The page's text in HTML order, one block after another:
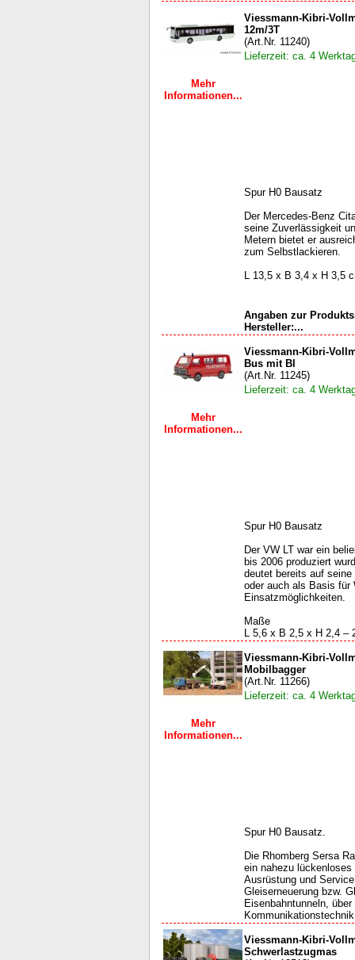
Mehr
Informationen...
Viessmann-Kibri-
12m/3T
(Art.Nr. 11240)
Lieferzeit: ca. 4
Spur H0 Bausatz
Der Mercedes-Benz
seine Zuverlässigkeit
Metern bietet er
zum Selbstlackieren.
L 13,5 x B 3,4 x H 3,5
Angaben zur
Hersteller:...
Mehr
Informationen...
Viessmann-Kibri-
Bus mit Bl
(Art.Nr. 11245)
Lieferzeit: ca. 4
Spur H0 Bausatz
Der VW LT war ein
bis 2006 produziert
deutet bereits auf
oder auch als Basis für
Einsatzmöglichkeiten.
Maße
L 5,6 x B 2,5 x H 2,4 –
Mehr
Informationen...
Viessmann-Kibri-
Mobilbagger
(Art.Nr. 11266)
Lieferzeit: ca. 4
Spur H0 Bausatz.
Die Rhomberg Sersa
ein nahezu
Ausrüstung und
Gleiserneuerung bzw.
Eisenbahntunneln,
Viessmann-Kibri-
Schwerlastzugmas